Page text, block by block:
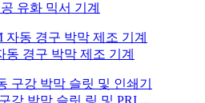
유화 믹서 기계
동 경구 박막 제조 기계